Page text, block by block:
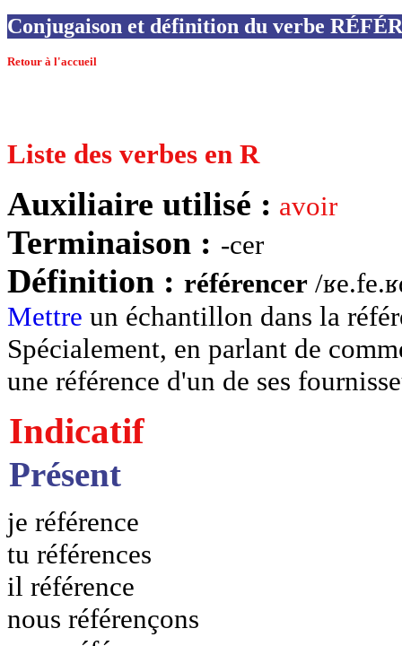
Conjugaison et définition du verbe
Retour à l'accueil
Liste des verbes en R
Auxiliaire utilisé : avoir
Terminaison : -cer
Définition : référencer /
Mettre un échantillon dans la
Spécialement, en parlant de
une référence d'un de ses
Indicatif
Présent
je référence
tu références
il référence
nous référençons